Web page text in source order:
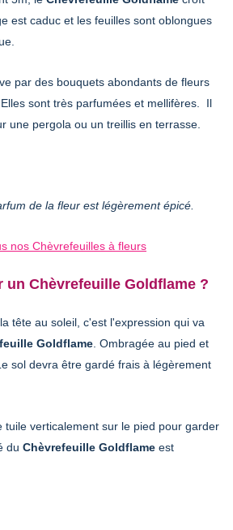
est caduc et les feuilles sont oblongues
par des bouquets abondants de fleurs
sont très parfumées et mellifères. Il
une pergola ou un treillis en terrasse.
de la fleur est légèrement épicé.
nos Chèvrefeuilles à fleurs
un Chèvrefeuille Goldflame ?
tête au soleil, c'est l'expression qui va
Goldflame . Ombragée au pied et
sol devra être gardé frais à légèrement
tuile verticalement sur le pied pour garder
du Chèvrefeuille Goldflame est